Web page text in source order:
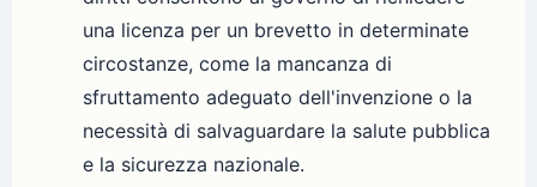
una licenza per un brevetto in determinate
circostanze, come la mancanza di
sfruttamento adeguato dell'invenzione o la
necessità di salvaguardare la salute pubblica
e la sicurezza nazionale.